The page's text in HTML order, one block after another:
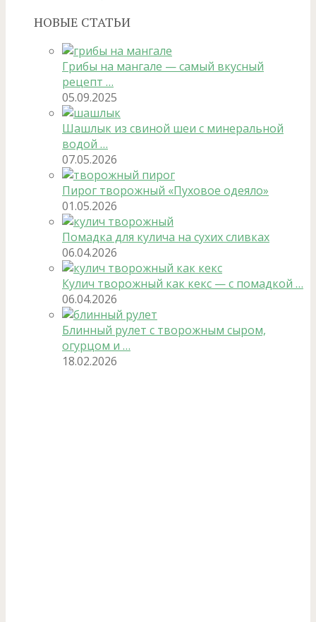
НОВЫЕ СТАТЬИ
Грибы на мангале — самый вкусный
рецепт …
05.09.2025
Шашлык из свиной шеи с минеральной
водой …
07.05.2026
Пирог творожный «Пуховое одеяло»
01.05.2026
Помадка для кулича на сухих сливках
06.04.2026
Кулич творожный как кекс — с помадкой …
06.04.2026
Блинный рулет с творожным сыром,
огурцом и …
18.02.2026